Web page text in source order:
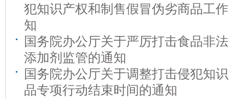
犯知识产权和制售假冒伪劣商品工
知
国务院办公厅关于严厉打击食品非
添加剂监管的通知
国务院办公厅关于调整打击侵犯知
品专项行动结束时间的通知